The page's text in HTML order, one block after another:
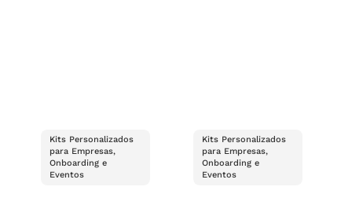
Kits Personalizados
para Empresas,
Onboarding e
Eventos
Kits Personalizados
para Empresas,
Onboarding e
Eventos